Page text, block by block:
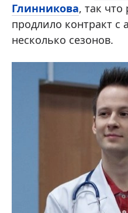
Глинникова, так что
продлило контракт с
несколько сезонов.